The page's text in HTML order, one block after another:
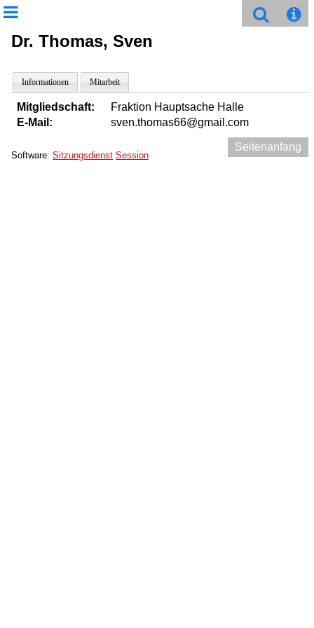
Dr. Thomas, Sven
Informationen Mitarbeit
Mitgliedschaft:
Fraktion Hauptsache Halle
E-Mail:
sven.thomas66@gmail.com
Seitenanfang
Software: Sitzungsdienst Session